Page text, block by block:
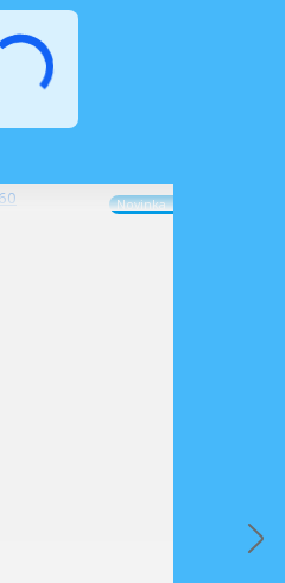
Novinka